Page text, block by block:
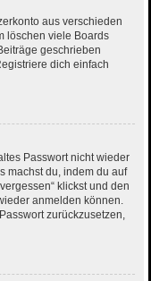
aus verschieden
löschen viele Boards
geschrieben
dich einfach
Passwort nicht wieder
machst du, indem du auf
klickst und den
anmelden können.
zurückzusetzen,